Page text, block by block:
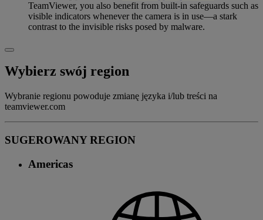
TeamViewer, you also benefit from built-in safeguards such as
visible indicators whenever the camera is in use—a stark
contrast to the invisible risks posed by malware.
Wybierz swój region
Wybranie regionu powoduje zmianę języka i/lub treści na
teamviewer.com
SUGEROWANY REGION
Americas